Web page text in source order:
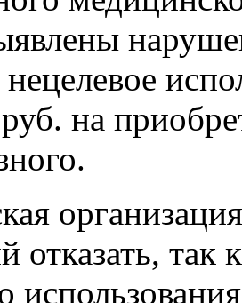
на
отказать, так